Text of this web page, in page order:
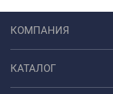
КОМПАНИЯ
КАТАЛОГ